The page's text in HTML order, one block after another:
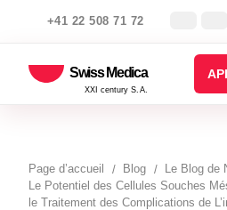
+41 22 508 71 72
Swiss Medica
XXI century S.A.
Page d’accueil Blog
Le Blog de
Le Potentiel des Cellules Souches
le Traitement des Complications de